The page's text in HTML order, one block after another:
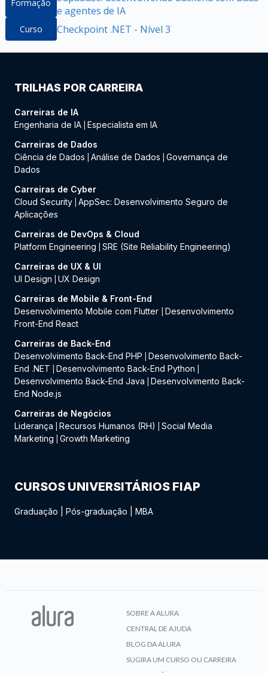
Formação
e agentes de IA
Curso Checkpoint .NET - Nível 3
TRILHAS POR CARREIRA
Carreiras de IA
Engenharia de IA Especialista em IA
Carreiras de Dados
Ciência de Dados
Análise de Dados
Governança de
Dados
Carreiras de Cyber
Cloud Security AppSec: Desenvolvimento Seguro de
Aplicações
Carreiras de DevOps & Cloud
Platform Engineering
SRE (Site Reliability Engineering)
Carreiras de UX & UI
UI Design
UX Design
Carreiras de Mobile & Front-End
Desenvolvimento Mobile com Flutter
Desenvolvimento
Front-End React
Carreiras de Back-End
Desenvolvimento Back-End PHP
Desenvolvimento Back-
End .NET
Desenvolvimento Back-End Python
Desenvolvimento Back-End Java
Desenvolvimento Back-
End Node.js
Carreiras de Negócios
Liderança
Recursos Humanos (RH)
Social Media
Marketing
Growth Marketing
CURSOS UNIVERSITÁRIOS FIAP
Graduação Pós-graduação MBA
SOBRE A ALURA
CENTRAL DE AJUDA
BLOG DA ALURA
SUGIRA UM CURSO OU CARREIRA